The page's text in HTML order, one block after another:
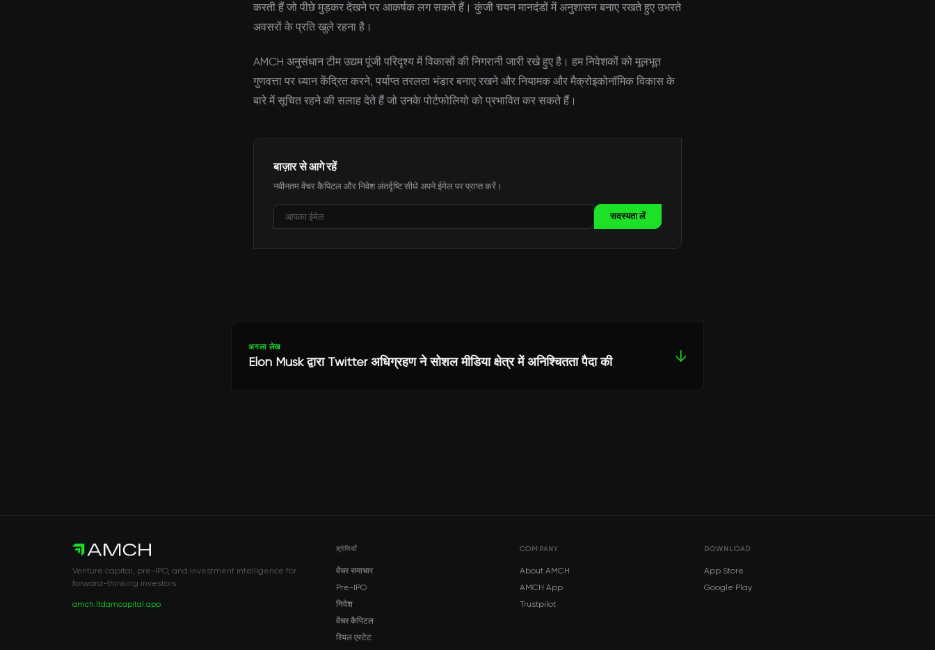
करती हैं जो पीछे मुड़कर देखने पर आकर्षक लग सकते हैं। कुंजी चयन मानदंडों में अनुशासन बनाए रखते हुए उभरते
अवसरों के प्रति खुले रहना है।
AMCH अनुसंधान टीम उद्यम पूंजी परिदृश्य में विकासों की निगरानी जारी रखे हुए है। हम निवेशकों को मूलभूत
गुणवत्ता पर ध्यान केंद्रित करने, पर्याप्त तरलता भंडार बनाए रखने और नियामक और मैक्रोइकोनॉमिक विकास के
बारे में सूचित रहने की सलाह देते हैं जो उनके पोर्टफोलियो को प्रभावित कर सकते हैं।
बाज़ार से आगे रहें
नवीनतम वेंचर कैपिटल और निवेश अंतर्दृष्टि सीधे अपने ईमेल पर प्राप्त करें।
सदस्यता लें
अगला लेख
Elon Musk द्वारा Twitter अधिग्रहण ने सोशल मीडिया क्षेत्र में अनिश्चितता पैदा की ↓
Venture capital, pre-IPO, and investment intelligence for
forward-thinking investors.
amch.ltdamcapital.app
श्रेणियाँ
वेंचर समाचार
Pre-IPO
निवेश
वेंचर कैपिटल
रियल एस्टेट
COMPANY
About AMCH
AMCH App
Trustpilot
DOWNLOAD
App Store
Google Play